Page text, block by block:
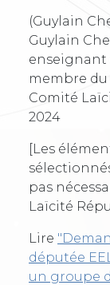
(Guylain
Guylain
enseignant
membre
Comité
2024
[Les
pas
Laïcité
Lire
députée
un groupe